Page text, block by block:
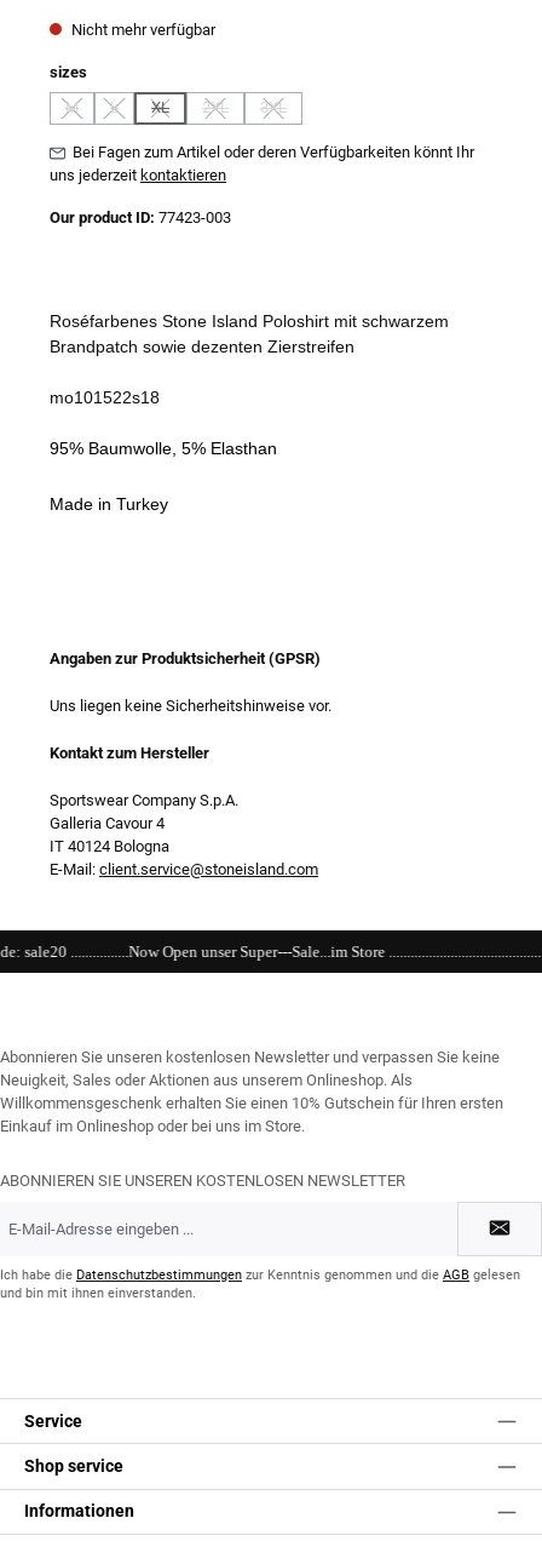
Nicht mehr verfügbar
sizesauswählen
M
(Diese Option ist zurzeit nicht verfügbar.)
L
(Diese Option ist zurzeit nicht verfügbar.)
XL
(Diese Option ist zurzeit nicht verfügbar.)
2XL
(Diese Option ist zurzeit nicht verfügbar.)
3XL
(Diese Option ist zurzeit nicht verfügbar.)
Bei Fagen zum Artikel oder deren Verfügbarkeiten könnt Ihr
uns jederzeit kontaktieren
Our product ID: 77423-003
Roséfarbenes Stone Island Poloshirt mit schwarzem
Brandpatch sowie dezenten Zierstreifen
mo101522s18
95% Baumwolle, 5% Elasthan
Made in Turkey
Angaben zur Produktsicherheit (GPSR)
Uns liegen keine Sicherheitshinweise vor.
Kontakt zum Hersteller
Sportswear Company S.p.A.
Galleria Cavour 4
IT 40124 Bologna
E-Mail: client.service@stoneisland.com
Open unser Super---Sale...im Store
Abonnieren Sie unseren kostenlosen Newsletter und verpassen Sie keine
Neuigkeit, Sales oder Aktionen aus unserem Onlineshop. Als
Willkommensgeschenk erhalten Sie einen 10% Gutschein für Ihren ersten
Einkauf im Onlineshop oder bei uns im Store.
ABONNIEREN SIE UNSEREN KOSTENLOSEN NEWSLETTER
Mail-
*Ich habe die Datenschutzbestimmungen zur Kenntnis genommen und die AGB gelesen
und bin mit ihnen einverstanden.
Service
Shop service
Informationen